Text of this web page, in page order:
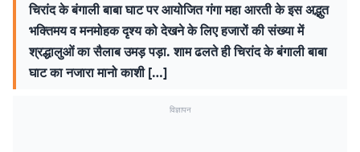
चिरांद के बंगाली बाबा घाट पर आयोजित गंगा महा आरती के इस अद्भुत
भक्तिमय व मनमोहक दृश्य को देखने के लिए हजारों की संख्या में
श्रद्धालुओं का सैलाब उमड़ पड़ा. शाम ढलते ही चिरांद के बंगाली बाबा
घाट का नजारा मानो काशी […]
विज्ञापन